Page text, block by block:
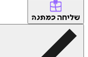
שליחה כמתנה